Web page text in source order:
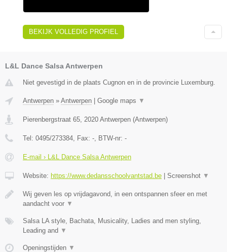
BEKIJK VOLLEDIG PROFIEL
L&L Dance Salsa Antwerpen
Niet gevestigd in de plaats Cugnon en in de provincie Luxemburg.
Antwerpen » Antwerpen | Google maps ▼
Pierenbergstraat 65 2020 Antwerpen (Antwerpen)
Tel: 0495/273384 , Fax: - , BTW-nr: -
E-mail › L&L Dance Salsa Antwerpen
Website: https://www.dedansschoolvantstad.be | Screenshot ▼
Wij geven les op vrijdagavond, in een ontspannen sfeer en met
aandacht voor ▼
Salsa LA style, Bachata, Musicality, Ladies and men styling,
Leading and ▼
Openingstijden ▼